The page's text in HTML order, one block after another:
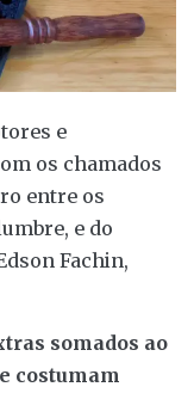
e
os chamados
entre os
e do
Fachin,
somados ao
costumam